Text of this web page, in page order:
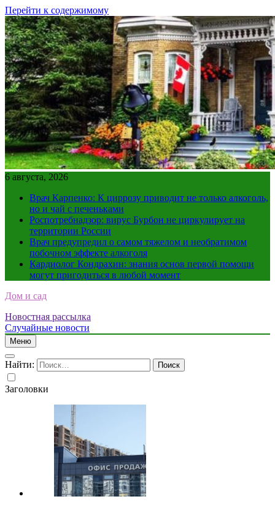
Перейти к содержимому
6 августа, 2026
Врач Карпенко: К циррозу приводит не только алкоголь,
но и чай с печеньками
Роспотребнадзор: вирус Бурбон не циркулирует на
территории России
Врач предупредил о самом тяжелом и необратимом
побочном эффекте алкоголя
Кардиолог Кондрахин: знания основ первой помощи
могут пригодиться в любой момент
Дом и сад
Новостная рассылка
Случайные новости
Меню
Найти:
Заголовки